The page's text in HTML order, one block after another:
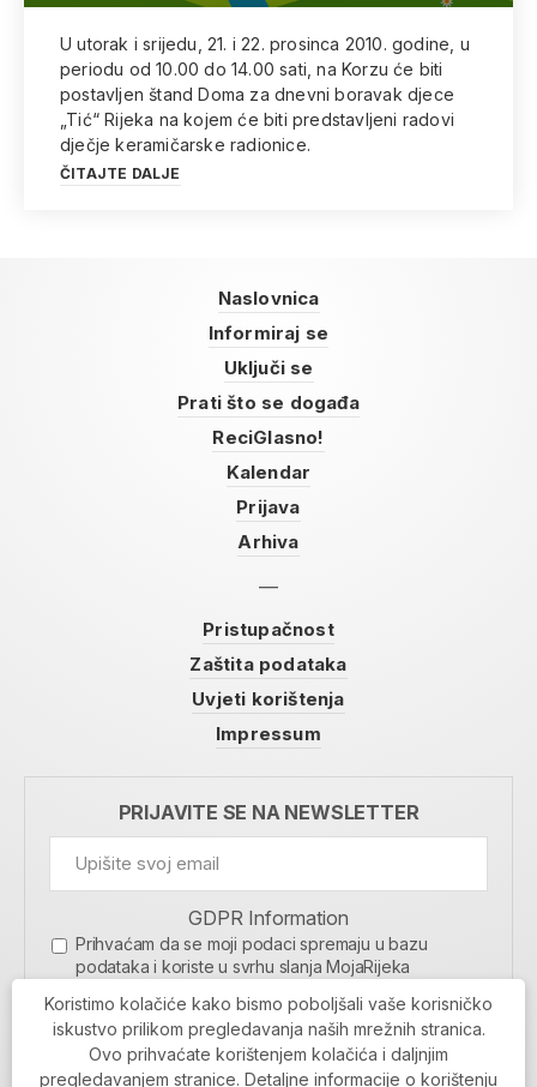
U utorak i srijedu, 21. i 22. prosinca 2010. godine, u
periodu od 10.00 do 14.00 sati, na Korzu će biti
postavljen štand Doma za dnevni boravak djece
„Tić“ Rijeka na kojem će biti predstavljeni radovi
dječje keramičarske radionice.
ČITAJTE DALJE
Naslovnica
Informiraj se
Uključi se
Prati što se događa
ReciGlasno!
Kalendar
Prijava
Arhiva
Pristupačnost
Zaštita podataka
Uvjeti korištenja
Impressum
PRIJAVITE SE NA NEWSLETTER
GDPR Information
Prihvaćam da se moji podaci spremaju u bazu
podataka i koriste u svrhu slanja MojaRijeka
MOJARIJEKA NEWSLETTER
PRIJAVI SE
Koristimo kolačiće kako bismo poboljšali vaše korisničko
iskustvo prilikom pregledavanja naših mrežnih stranica.
Ovo prihvaćate korištenjem kolačića i daljnjim
pregledavanjem stranice. Detaljne informacije o korištenju